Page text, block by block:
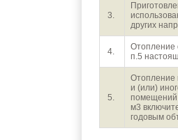
3.
других
4.
Отопление
п.5
5.
Отопление
и (или)
помещений
м3
годовым